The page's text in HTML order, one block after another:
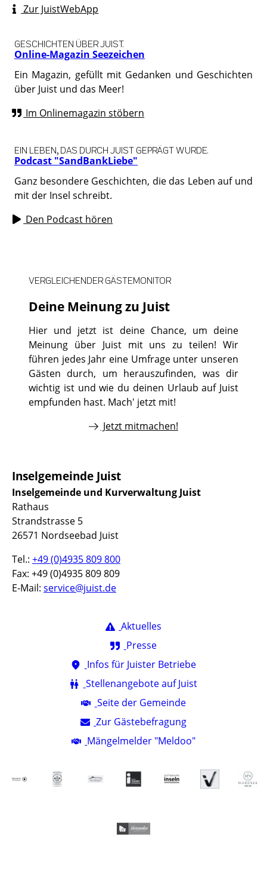
Zur JuistWebApp
Online-Magazin Seezeichen
GESCHICHTEN ÜBER JUIST.
Ein Magazin, gefüllt mit Gedanken und Geschichten
über Juist und das Meer!
Im Onlinemagazin stöbern
Podcast "SandBankLiebe"
EIN LEBEN, DAS DURCH JUIST GEPRÄGT WURDE.
Ganz besondere Geschichten, die das Leben auf und
mit der Insel schreibt.
Den Podcast hören
Deine Meinung zu Juist
VERGLEICHENDER GÄSTEMONITOR
Hier und jetzt ist deine Chance, um deine
Meinung über Juist mit uns zu teilen! Wir
führen jedes Jahr eine Umfrage unter unseren
Gästen durch, um herauszufinden, was dir
wichtig ist und wie du deinen Urlaub auf Juist
empfunden hast. Mach' jetzt mit!
Jetzt mitmachen!
Inselgemeinde Juist
Inselgemeinde und Kurverwaltung Juist
Rathaus
Strandstrasse 5
26571 Nordseebad Juist
Tel.: +49 (0)4935 809 800
Fax: +49 (0)4935 809 809
E-Mail: service@juist.de
Aktuelles
Presse
Infos für Juister Betriebe
Stellenangebote auf Juist
Seite der Gemeinde
Zur Gästebefragung
Mängelmelder "Meldoo"